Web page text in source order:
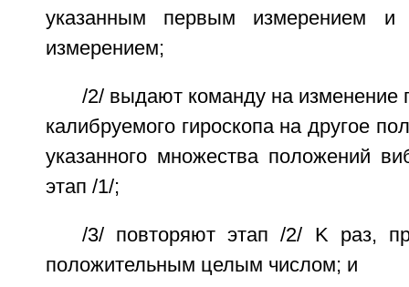
указанным первым измерением и
измерением;
/2/ выдают команду на изменение
калибруемого гироскопа на другое
указанного множества положений
этап /1/;
/3/ повторяют этап /2/ K раз,
положительным целым числом; и